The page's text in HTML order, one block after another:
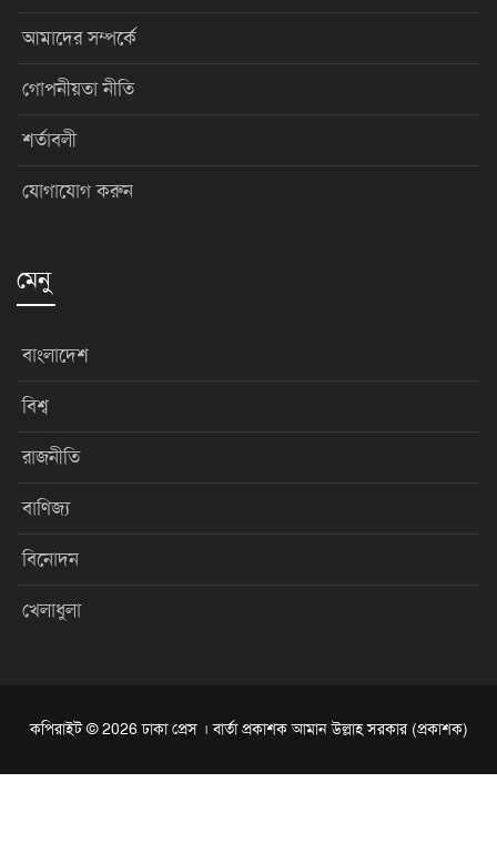
আমাদের সম্পর্কে
গোপনীয়তা নীতি
শর্তাবলী
যোগাযোগ করুন
মেনু
বাংলাদেশ
বিশ্ব
রাজনীতি
বাণিজ্য
বিনোদন
খেলাধুলা
কপিরাইট © 2026 ঢাকা প্রেস । বার্তা প্রকাশক আমান উল্লাহ সরকার (প্রকাশক)